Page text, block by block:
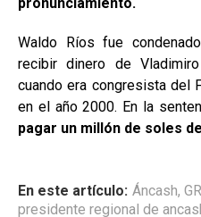
Waldo Ríos fue
recibir dinero de
cuando era congresista del
en el año 2000. En la
pagar un millón de soles
En este artículo: Áncash,
presidente regional de